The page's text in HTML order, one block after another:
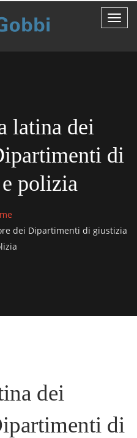
latina dei
di
polizia
dei Dipartimenti di giustizia
dei
di